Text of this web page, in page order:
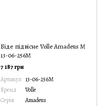
Біде підвісне Volle Amadeus M
13-06-256M
7 187 грн
Артикул 13-06-256M
Бренд
Volle
Серія
Amadeus